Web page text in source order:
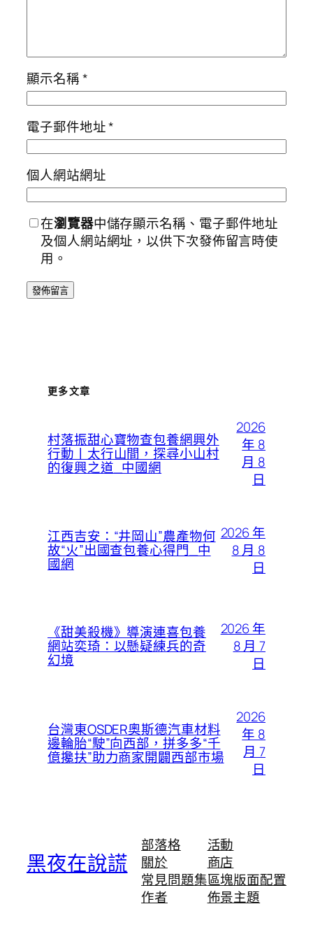
顯示名稱*
電子郵件地址*
個人網站網址
在瀏覽器中儲存顯示名稱、電子郵件地址
及個人網站網址，以供下次發佈留言時使
用。
更多文章
村落振甜心寶物查包養網興外
行動丨太行山間，探尋小山村
的復興之道_中國網
2026
年 8
月 8
日
江西吉安：“井岡山”農產物何
故“火”出國查包養心得門_中
國網
2026 年
8 月 8
日
《甜美殺機》導演連喜包養
網站奕琦：以懸疑練兵的奇
幻境
2026 年
8 月 7
日
台灣東OSDER奧斯德汽車材料
邊輪胎“駛”向西部，拼多多“千
億攙扶”助力商家開闢西部市場
2026
年 8
月 7
日
黑夜在說謊
部落格
關於
常見問題集
作者
活動
商店
區塊版面配置
佈景主題